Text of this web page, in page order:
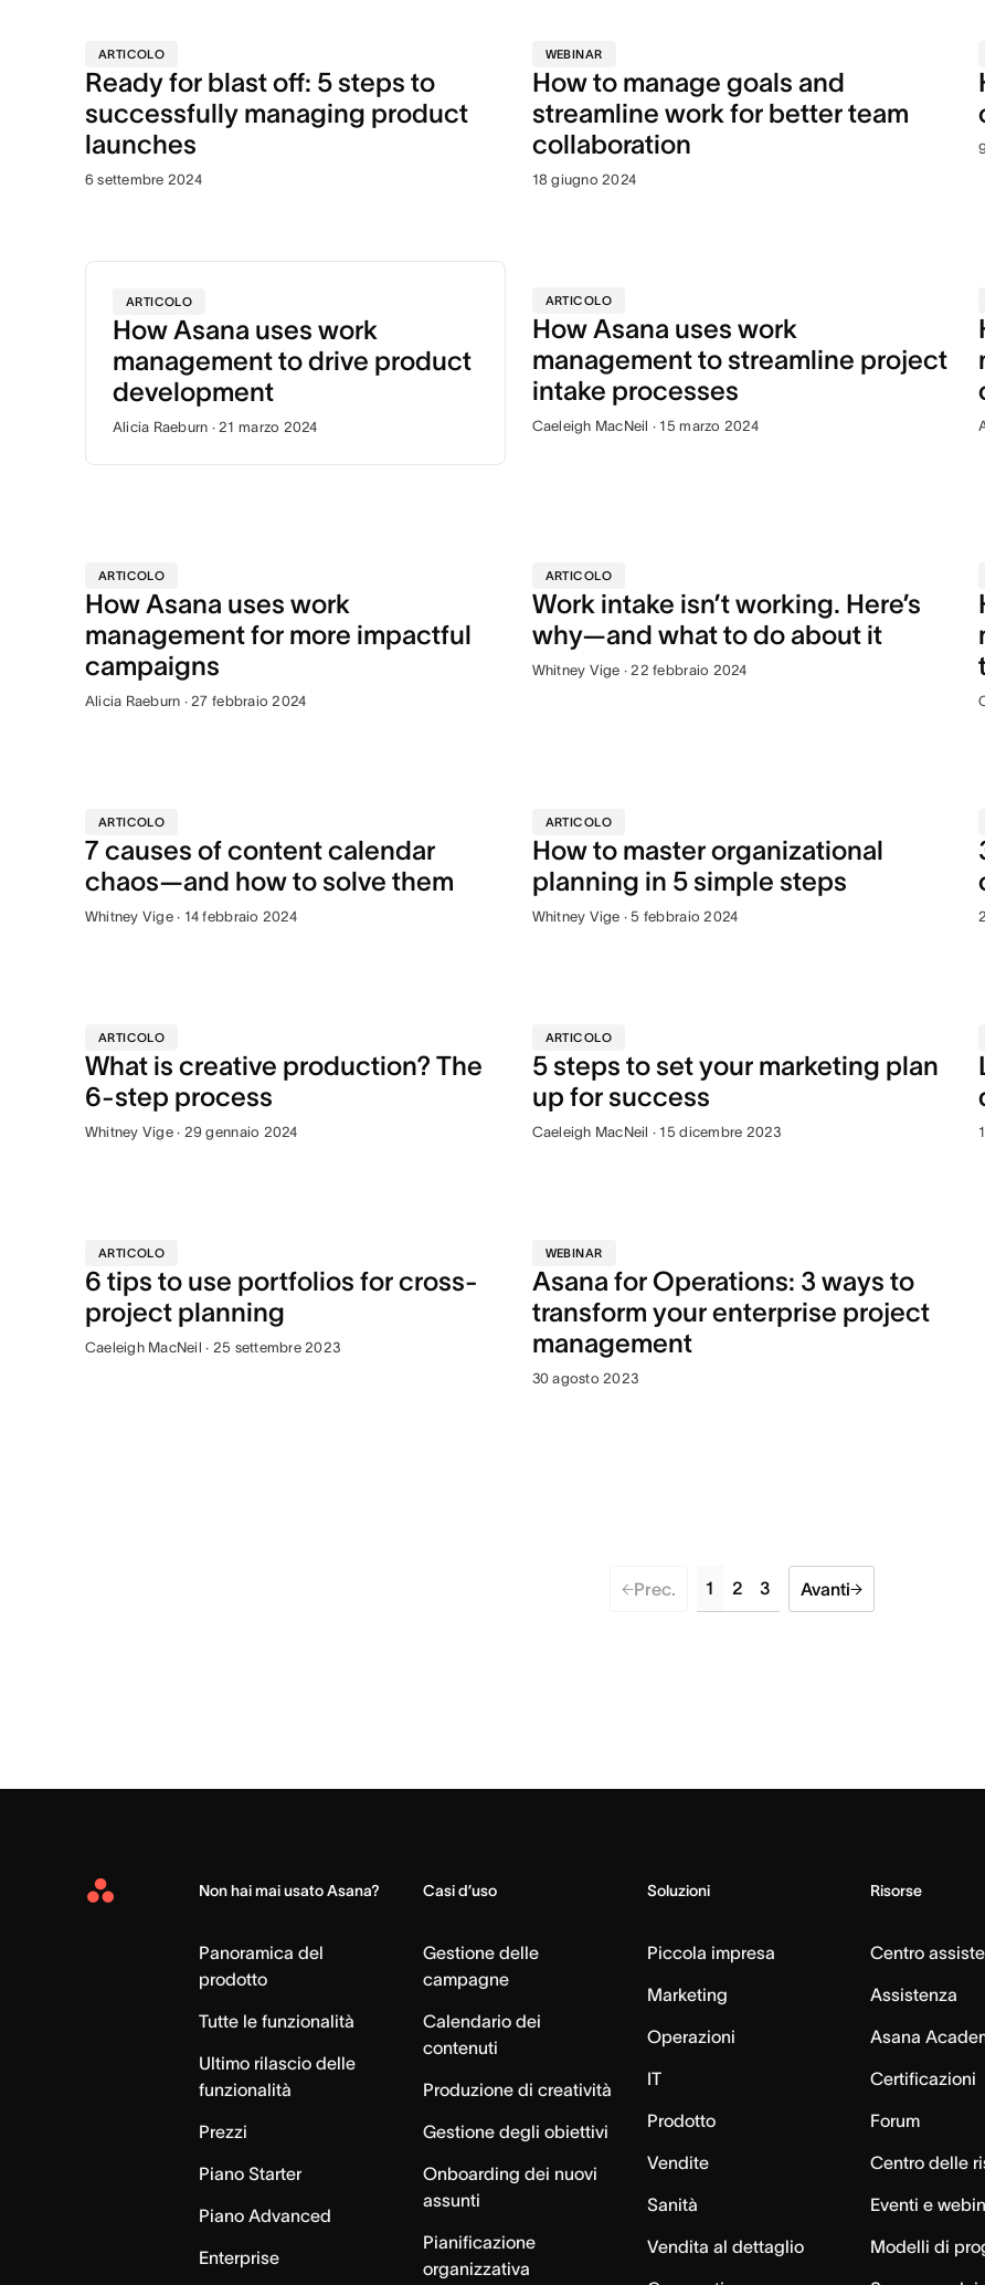
ARTICOLO
Ready for blast off: 5 steps to
successfully managing product
launches
6 settembre 2024
WEBINAR
How to manage goals and
streamline work for better team
collaboration
18 giugno 2024
ARTICOLO
How Asana uses work
management to drive product
development
Alicia Raeburn · 21 marzo 2024
ARTICOLO
How Asana uses work
management to streamline project
intake processes
Caeleigh MacNeil · 15 marzo 2024
ARTICOLO
How Asana uses work
management for more impactful
campaigns
Alicia Raeburn · 27 febbraio 2024
ARTICOLO
Work intake isn’t working. Here’s
why—and what to do about it
Whitney Vige · 22 febbraio 2024
ARTICOLO
7 causes of content calendar
chaos—and how to solve them
Whitney Vige · 14 febbraio 2024
ARTICOLO
How to master organizational
planning in 5 simple steps
Whitney Vige · 5 febbraio 2024
ARTICOLO
What is creative production? The
6-step process
Whitney Vige · 29 gennaio 2024
ARTICOLO
5 steps to set your marketing plan
up for success
Caeleigh MacNeil · 15 dicembre 2023
ARTICOLO
6 tips to use portfolios for cross-
project planning
Caeleigh MacNeil · 25 settembre 2023
WEBINAR
Asana for Operations: 3 ways to
transform your enterprise project
management
30 agosto 2023
Prec. 1 2 3 Avanti
Asana
Non hai mai usato Asana?
Panoramica del
prodotto
Tutte le funzionalità
Ultimo rilascio delle
funzionalità
Prezzi
Piano Starter
Piano Advanced
Enterprise
Casi d’uso
Gestione delle
campagne
Calendario dei
contenuti
Produzione di creatività
Gestione degli obiettivi
Onboarding dei nuovi
assunti
Pianificazione
organizzativa
Soluzioni
Piccola impresa
Marketing
Operazioni
IT
Prodotto
Vendite
Sanità
Vendita al dettaglio
Risorse
Centro
Assistenza
Asana
Certificazioni
Forum
Centro delle
Eventi e
Modelli di